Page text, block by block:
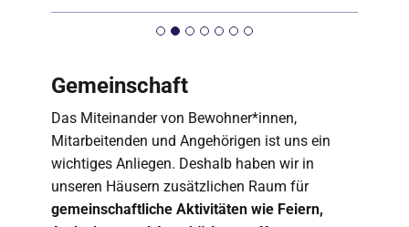
Gemeinschaft
Das Miteinander von Bewohner*innen,
Mitarbeitenden und Angehörigen ist uns ein
wichtiges Anliegen. Deshalb haben wir in
unseren Häusern zusätzlichen Raum für
gemeinschaftliche Aktivitäten wie Feiern,